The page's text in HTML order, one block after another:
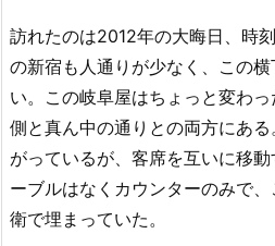
訪れたのは2012年の大晦日、時
の新宿も人通りが少なく、この
い。この岐阜屋はちょっと変わ
側と真ん中の通りとの両方にあ
がっているが、客席を互いに移
ーブルはなくカウンターのみで
衛で埋まっていた。